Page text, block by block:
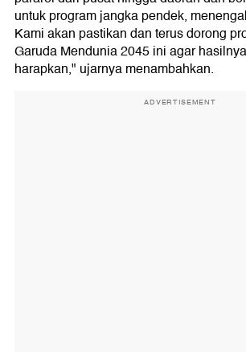
untuk program jangka pendek,
Kami akan pastikan dan terus dorong
Garuda Mendunia 2045 ini agar
harapkan," ujarnya menambahkan.
ADVERTISEMENT